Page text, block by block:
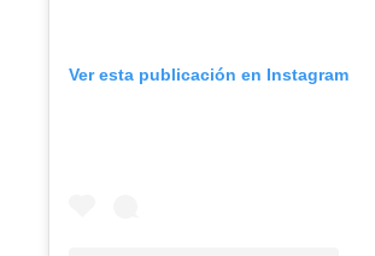
Ver esta publicación en Instagram